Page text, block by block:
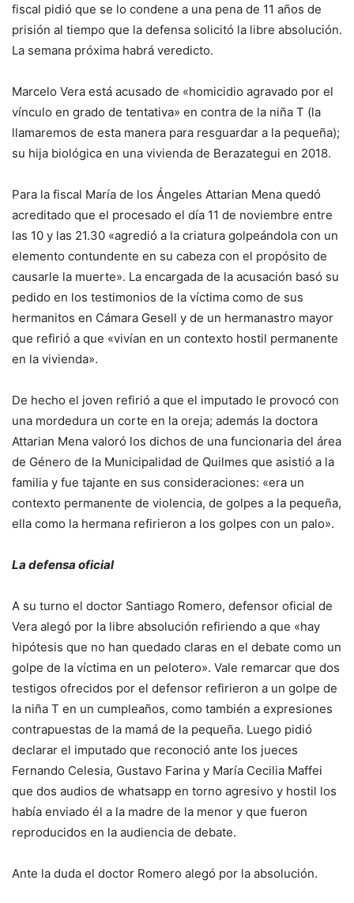
fiscal pidió que se lo condene a una pena de 11 años de
prisión al tiempo que la defensa solicitó la libre absolución.
La semana próxima habrá veredicto.
Marcelo Vera está acusado de «homicidio agravado por el
vínculo en grado de tentativa» en contra de la niña T (la
llamaremos de esta manera para resguardar a la pequeña);
su hija biológica en una vivienda de Berazategui en 2018.
Para la fiscal María de los Ángeles Attarian Mena quedó
acreditado que el procesado el día 11 de noviembre entre
las 10 y las 21.30 «agredió a la criatura golpeándola con un
elemento contundente en su cabeza con el propósito de
causarle la muerte». La encargada de la acusación basó su
pedido en los testimonios de la víctima como de sus
hermanitos en Cámara Gesell y de un hermanastro mayor
que refirió a que «vivían en un contexto hostil permanente
en la vivienda».
De hecho el joven refirió a que el imputado le provocó con
una mordedura un corte en la oreja; además la doctora
Attarian Mena valoró los dichos de una funcionaria del área
de Género de la Municipalidad de Quilmes que asistió a la
familia y fue tajante en sus consideraciones: «era un
contexto permanente de violencia, de golpes a la pequeña,
ella como la hermana refirieron a los golpes con un palo».
La defensa oficial
A su turno el doctor Santiago Romero, defensor oficial de
Vera alegó por la libre absolución refiriendo a que «hay
hipótesis que no han quedado claras en el debate como un
golpe de la víctima en un pelotero». Vale remarcar que dos
testigos ofrecidos por el defensor refirieron a un golpe de
la niña T en un cumpleaños, como también a expresiones
contrapuestas de la mamá de la pequeña. Luego pidió
declarar el imputado que reconoció ante los jueces
Fernando Celesia, Gustavo Farina y María Cecilia Maffei
que dos audios de whatsapp en torno agresivo y hostil los
había enviado él a la madre de la menor y que fueron
reproducidos en la audiencia de debate.
Ante la duda el doctor Romero alegó por la absolución.